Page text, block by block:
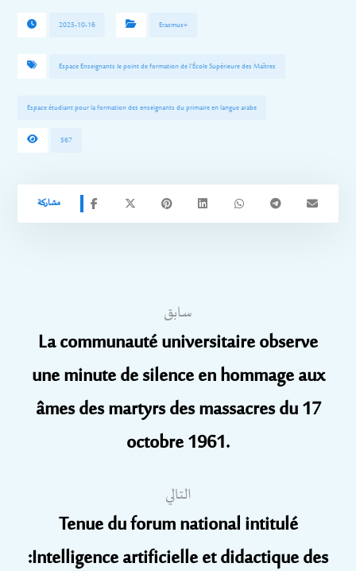
2025-10-16 Erasmus+
Espace Enseignants le point de formation de l'École Supérieure des Maîtres
Espace étudiant pour la formation des enseignants du primaire en langue arabe
567
سابق
La communauté universitaire observe
une minute de silence en hommage aux
âmes des martyrs des massacres du 17
octobre 1961.
التالي
Tenue du forum national intitulé
:Intelligence artificielle et didactique des